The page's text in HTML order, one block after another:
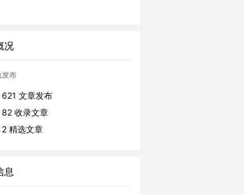
况
发布
621 文章发布
82 收录文章
2 精选文章
息